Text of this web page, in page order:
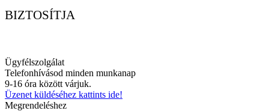
BIZTOSÍTJA
Ügyfélszolgálat
Telefonhívásod minden munkanap
9-16 óra között várjuk.
Üzenet küldéséhez kattints ide!
Megrendeléshez